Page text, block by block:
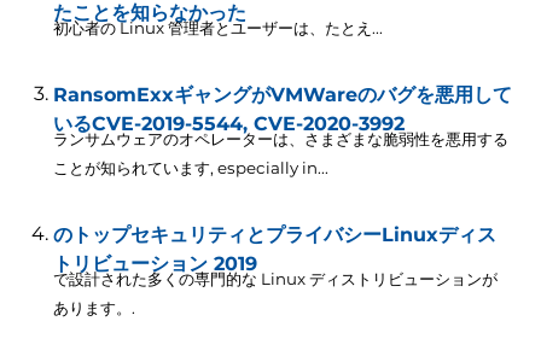
たことを知らなかった
初心者の Linux 管理者とユーザーは、たとえ...
RansomExxギャングがVMWareのバグを悪用して
いるCVE-2019-5544, CVE-2020-3992
ランサムウェアのオペレーターは、さまざまな脆弱性を悪用する
ことが知られています, especially in...
のトップセキュリティとプライバシーLinuxディス
トリビューション 2019
で設計された多くの専門的な Linux ディストリビューションが
あります。.